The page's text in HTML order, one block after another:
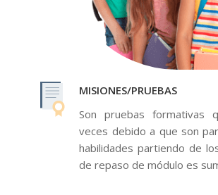
MISIONES/PRUEBAS
Son pruebas formativas
veces debido a que son
habilidades partiendo de
de repaso de módulo es